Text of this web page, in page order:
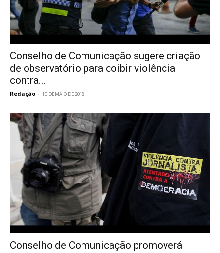
Conselho de Comunicação sugere criação
de observatório para coibir violência
contra...
Redação - 10 DE MAIO DE 2018
Conselho de Comunicação promoverá